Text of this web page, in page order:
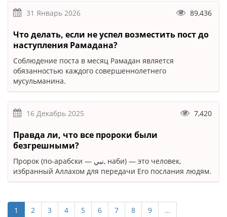
31 Январь 2026 89,436
Что делать, если не успел возместить пост до
наступления Рамадана?
Соблюдение поста в месяц Рамадан является
обязанностью каждого совершеннолетнего
мусульманина.
16 Декабрь 2025 7,420
Правда ли, что все пророки были
безгрешными?
Пророк (по-арабски — نبي, наби) — это человек,
избранный Аллахом для передачи Его послания людям.
1 2 3 4 5 6 7 8 9
…